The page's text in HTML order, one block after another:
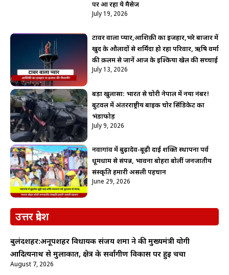
पर आ रहा ये मैसेज
July 19, 2026
टावर वाला प्यार,आशिक़ी का इजहार,भरे बाजार में
खुद के औलादों से शर्मिंदा हो रहा परिवार, ऋषि वर्मा
की क़लम से जानें आज के इश्किया खेल की सच्चाई
July 13, 2026
बड़ा खुलासा: भारत से चोरी नेपाल में नया नंबर!
बुटवल में अंतरराष्ट्रीय बाइक चोर सिंडिकेट का
भंडाफोड़
July 9, 2026
नवागांव में बुढ़ादेव-बूढ़ी दाई शक्ति स्थापना पर्व
धूमधाम से संपन्न, भावना बोहरा बोलीं जनजातीय
संस्कृति हमारी असली पहचान
June 29, 2026
उत्तर प्रदेश
बुलंदशहर:अनूपशहर विधायक संजय शर्मा ने की मुख्यमंत्री योगी
आदित्यनाथ से मुलाकात, क्षेत्र के सर्वांगीण विकास पर हुई चर्चा
August 7, 2026